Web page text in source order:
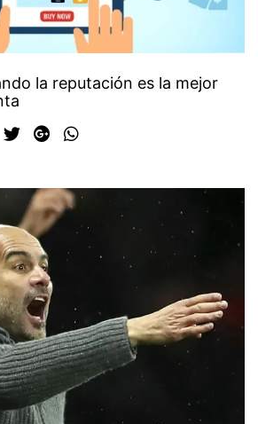
la reputación es la mejor